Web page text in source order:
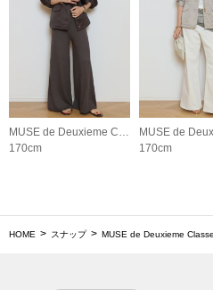
170cm
170cm
HOME スナップ MUSE de Deuxieme Classe